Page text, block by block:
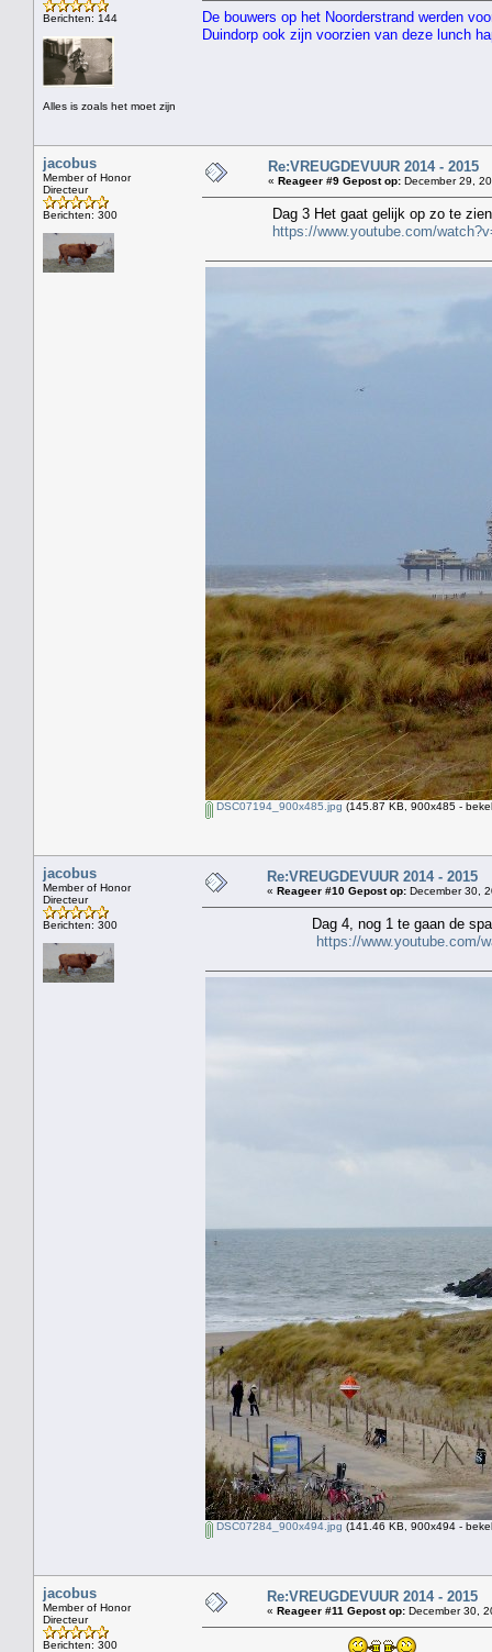
Berichten: 144
Alles is zoals het moet zijn
De bouwers op het Noorderstrand werden
Duindorp ook zijn voorzien van deze lunch
jacobus
Member of Honor
Directeur
Berichten: 300
Re:VREUGDEVUUR 2014 - 2015
« Reageer #9 Gepost op: December 29,
Dag 3 Het gaat gelijk op zo te zien
https://www.youtube.com/
DSC07194_900x485.jpg (145.87 KB, 900x485 -
jacobus
Member of Honor
Directeur
Berichten: 300
Re:VREUGDEVUUR 2014 - 2015
« Reageer #10 Gepost op: December 30,
Dag 4, nog 1 te gaan de spanning
https://www.youtube.com/
DSC07284_900x494.jpg (141.46 KB, 900x494 -
jacobus
Member of Honor
Directeur
Berichten: 300
Re:VREUGDEVUUR 2014 - 2015
« Reageer #11 Gepost op: December 30,